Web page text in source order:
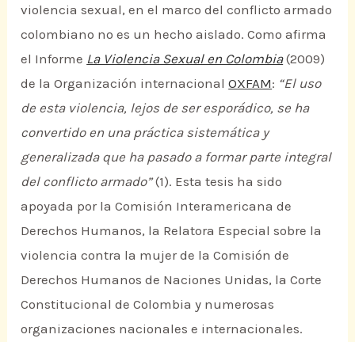
violencia sexual, en el marco del conflicto armado
colombiano no es un hecho aislado. Como afirma
el Informe La Violencia Sexual en Colombia (2009)
de la Organización internacionalOXFAM: “El uso
de esta violencia, lejos de ser esporádico, se ha
convertido en una práctica sistemática y
generalizada que ha pasado a formar parte integral
del conflicto armado”(1). Esta tesis ha sido
apoyada por la Comisión Interamericana de
Derechos Humanos, la Relatora Especial sobre la
violencia contra la mujer de la Comisión de
Derechos Humanos de Naciones Unidas, la Corte
Constitucional de Colombia y numerosas
organizaciones nacionales e internacionales.